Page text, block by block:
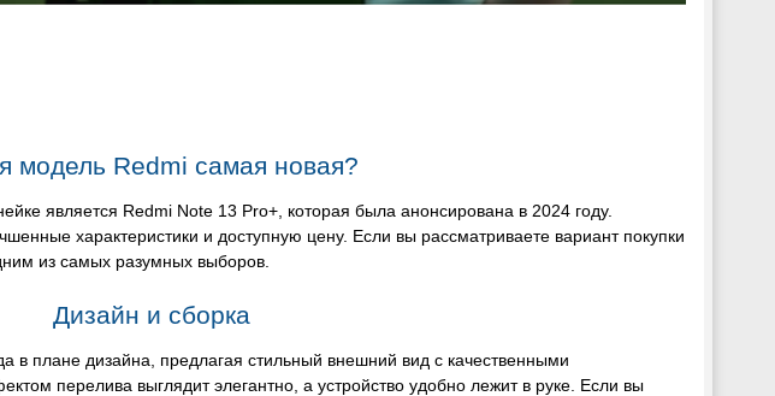
модель Redmi самая новая?
является Redmi Note 13 Pro+, которая была анонсирована в 2024 году.
характеристики и доступную цену. Если вы рассматриваете вариант покупки
из самых разумных выборов.
Дизайн и сборка
в плане дизайна, предлагая стильный внешний вид с качественными
перелива выглядит элегантно, а устройство удобно лежит в руке. Если вы